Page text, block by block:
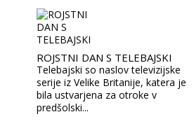
ROJSTNI DAN S TELEBAJSKI
Telebajski so naslov televizijske
serije iz Velike Britanije, katera je
bila ustvarjena za otroke v
predšolski...